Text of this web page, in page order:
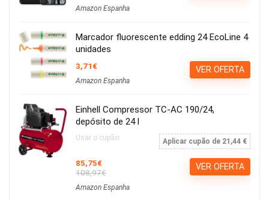
Amazon Espanha
Marcador fluorescente edding 24 EcoLine 4
unidades
3,71€
Amazon Espanha
VER OFERTA
Einhell Compressor TC-AC 190/24,
depósito de 24 l
Usar o cupão: Aplicar cupão de 21,44 €
85,75€
108,97€
Amazon Espanha
VER OFERTA